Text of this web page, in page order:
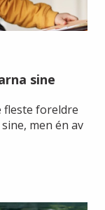
sine
fleste foreldre
men én av